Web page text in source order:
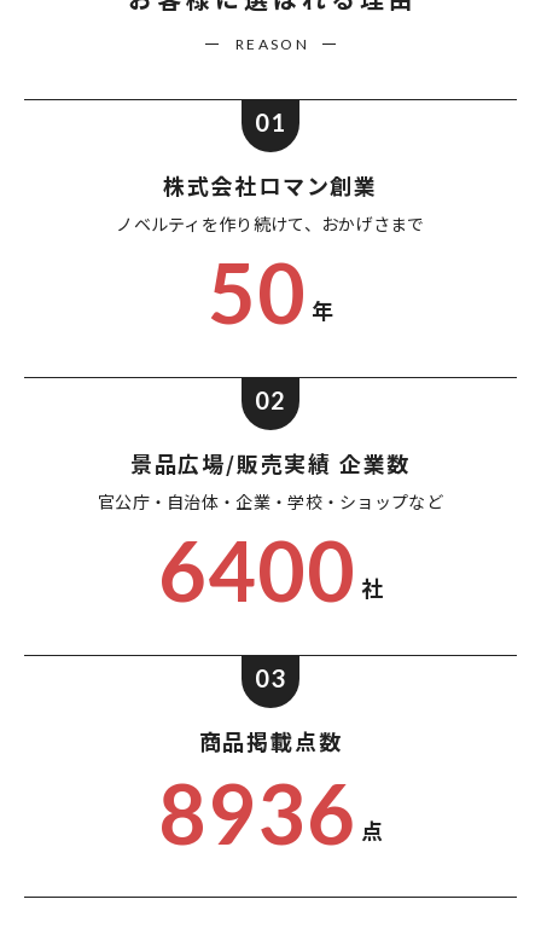
REASON
01
株式会社ロマン創業
ノベルティを作り続けて、 おかげさまで
50 年
02
景品広場/販売実績 企業数
官公庁・自治体・企業・学校・ショップなど
6400 社
03
商品掲載点数
8936 点